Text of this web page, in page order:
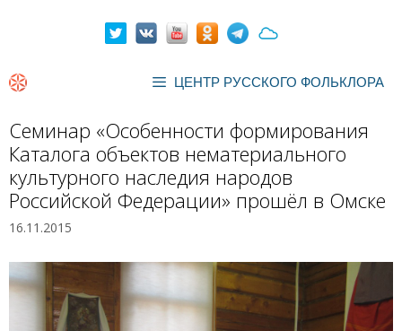
ЦЕНТР РУССКОГО ФОЛЬКЛОРА
Семинар «Особенности формирования
Каталога объектов нематериального
культурного наследия народов
Российской Федерации» прошёл в Омске
16.11.2015